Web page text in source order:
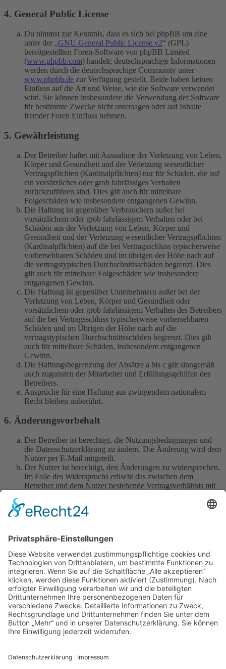
4. General Public License
Du nimmst zur Kenntnis, dass es sich bei phpBB um eine
unter der „GNU General Public License v2“ (GPL)
bereitgestellten Foren-Software von phpBB Limited
(www.phpbb.com) handelt; deutschsprachige Informationen
werden durch die deutschsprachige Community unter
www.phpbb.de zur Verfügung gestellt. Beide haben keinen
Einfluss auf die Art und Weise, wie die Software verwendet
wird. Sie können insbesondere die Verwendung der Software
für bestimmte Zwecke nicht untersagen oder auf Inhalte
fremder Foren Einfluss nehmen.
5. Gewährleistung
Der Betreiber haftet mit Ausnahme der Verletzung von Leben,
Körper und Gesundheit und der Verletzung wesentlicher
Vertragspflichten (Kardinalpflichten) nur für Schäden, die auf
ein vorsätzliches oder grob fahrlässiges Verhalten
zurückzuführen sind. Dies gilt auch für mittelbare
Folgeschäden wie insbesondere entgangenen Gewinn.
Die Haftung ist gegenüber Verbrauchern außer bei
vorsätzlichem oder grob fahrlässigem Verhalten oder bei
Schäden aus der Verletzung von Leben, Körper und
Gesundheit und der Verletzung wesentlicher Vertragspflichten
(Kardinalpflichten) auf die bei Vertragsschluss typischerweise
vorhersehbaren Schäden und im übrigen der Höhe nach auf
die vertragstypischen Durchschnittsschäden begrenzt. Dies
gilt auch für mittelbare Folgeschäden wie insbesondere
entgangenen Gewinn.
Die Haftung ist gegenüber Unternehmern außer bei der
Verletzung von Leben, Körper und Gesundheit oder
vorsätzlichem oder grob fahrlässigem Verhalten des Betreibers
auf die bei Vertragsschluss typischerweise vorhersehbaren
Schäden und im Übrigen der Höhe nach auf die
vertragstypischen Durchschnittsschäden begrenzt. Dies gilt
auch für mittelbare Schäden, insbesondere entgangenen
Gewinn.
Die Haftungsbegrenzung der Absätze a bis c gilt sinngemäß
auch zugunsten der Mitarbeiter und Erfüllungsgehilfen des
Betreibers.
Ansprüche für eine Haftung aus zwingendem nationalem
Recht bleiben unberührt.
6. Änderungsvorbehalt
Der Betreiber ist berechtigt, die Nutzungsbedingungen und
die Datenschutzerklärung zu ändern. Die Änderung wird dem
Nutzer per E-Mail mitgeteilt.
Der Nutzer ist berechtigt, den Änderungen zu widersprechen.
Im Falle des Widerspruchs erlischt das zwischen dem
Betreiber und dem Nutzer bestehende Vertragsverhältnis mit
Die Änderungen gelten als anerkannt und verbindlich, wenn
der Nutzer den Änderungen zugestimmt hat.
sind in der Datenschutzerklärung enthalten.
Foren-Übersicht
Alle Zeiten sindUTC+02:00
Alle Cookies löschen
Powered byphpBB® Forum Software © phpBB Limited